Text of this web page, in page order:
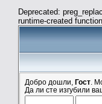
Deprecated:
runtime-created
Добро дошли, Гост .
Да ли сте изгубили